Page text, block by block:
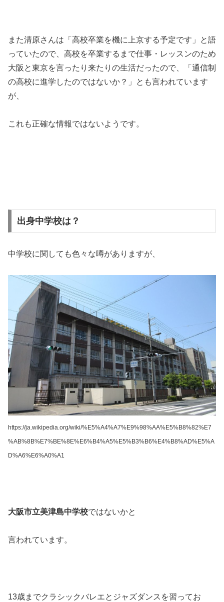
また清原さんは「高校卒業を機に上京する予定です」と語
っていたので、高校を卒業するまで仕事・レッスンのため
大阪と東京を言ったり来たりの生活だったので、「通信制
の高校に進学したのではないか？」とも言われています
が、
これも正確な情報ではないようです。
出身中学校は？
中学校に関しても色々な噂がありますが、
https://ja.wikipedia.org/wiki/%E5%A4%A7%E9%98%AA%E5%B8%82%E7
%AB%8B%E7%BE%8E%E6%B4%A5%E5%B3%B6%E4%B8%AD%E5%A
D%A6%E6%A0%A1
大阪市立美津島中学校ではないかと
言われています。
13歳までクラシックバレエとジャズダンスを習ってお